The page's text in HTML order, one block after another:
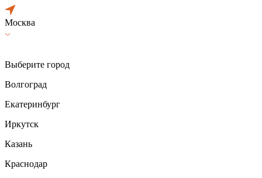
Москва
Выберите город
Волгоград
Екатеринбург
Иркутск
Казань
Краснодар